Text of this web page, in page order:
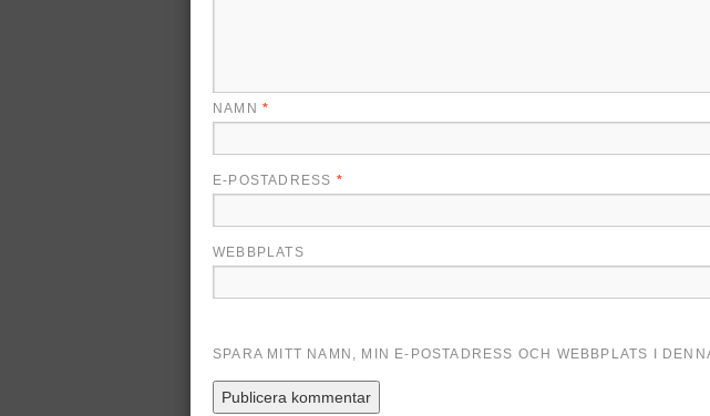
NAMN *
E-POSTADRESS *
WEBBPLATS
SPARA MITT NAMN, MIN E-POSTADRESS OCH WEBBPLATS I